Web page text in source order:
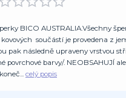
BICO AUSTRALIA.Všechny
součástí je provedena z
pak následně upraveny vrstvou
povrchové barvy/. NEOBSAHUJÍ
celý popis